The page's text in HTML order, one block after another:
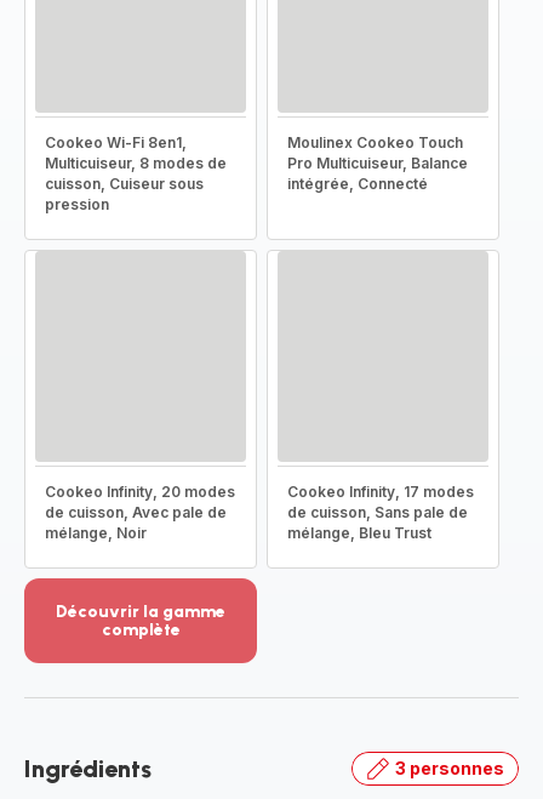
Cookeo Wi-Fi 8en1,
Multicuiseur, 8 modes de
cuisson, Cuiseur sous
pression
Moulinex Cookeo Touch
Pro Multicuiseur, Balance
intégrée, Connecté
Cookeo Infinity, 20 modes
de cuisson, Avec pale de
mélange, Noir
Cookeo Infinity, 17 modes
de cuisson, Sans pale de
mélange, Bleu Trust
Découvrir la gamme
complète
-
gamme
Ingrédients 3 personnes